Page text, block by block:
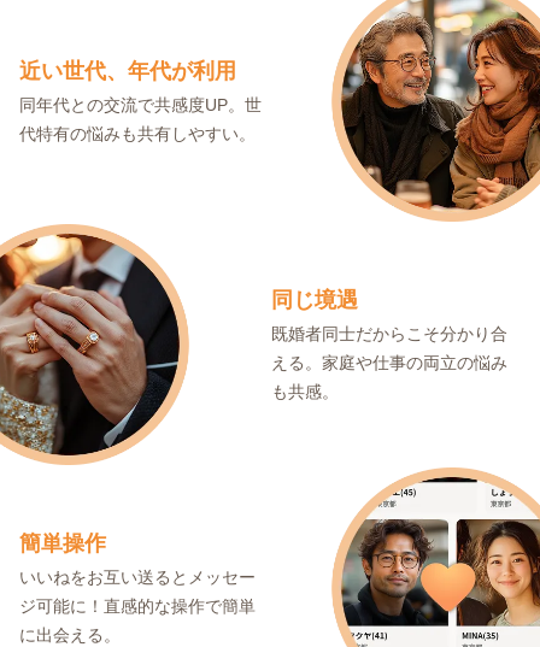
近い世代、年代が利用
同年代との交流で共感度UP。世
代特有の悩みも共有しやすい。
同じ境遇
既婚者同士だからこそ分かり合
える。家庭や仕事の両立の悩み
も共感。
簡単操作
いいねをお互い送るとメッセー
ジ可能に！直感的な操作で簡単
に出会える。